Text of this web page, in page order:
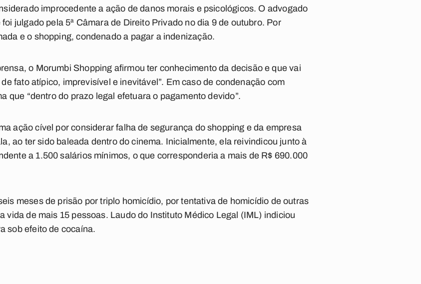
improcedente a ação de danos morais e psicológicos. O advogado
julgado pela 5ª Câmara de Direito Privado no dia 9 de outubro. Por
e o shopping, condenado a pagar a indenização.
o Morumbi Shopping afirmou ter conhecimento da decisão e que vai
fato atípico, imprevisível e inevitável”. Em caso de condenação com
que “dentro do prazo legal efetuara o pagamento devido”.
ação cível por considerar falha de segurança do shopping e da empresa
ao ter sido baleada dentro do cinema. Inicialmente, ela reivindicou junto à
a 1.500 salários mínimos, o que corresponderia a mais de R$ 690.000
meses de prisão por triplo homicídio, por tentativa de homicídio de outras
vida de mais 15 pessoas. Laudo do Instituto Médico Legal (IML) indiciou
sob efeito de cocaína.